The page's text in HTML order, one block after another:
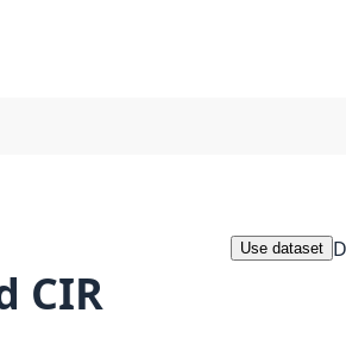
CIR
Use dataset